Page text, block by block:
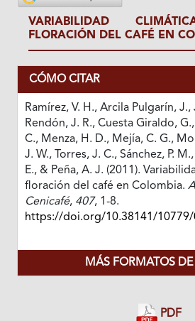
VARIABILIDAD
FLORACIÓN DEL CAFÉ EN
CÓMO CITAR
Ramírez, V. H., Arcila Pulgarín,
Rendón, J. R., Cuesta Giraldo,
C., Menza, H. D., Mejía, C. G.,
J. W., Torres, J. C., Sánchez, P.
E., & Peña, A. J. (2011).
floración del café en Colombia.
Cenicafé, 407, 1-8.
https://doi.org/10.38141/10779/
MÁS FORMATOS
PDF